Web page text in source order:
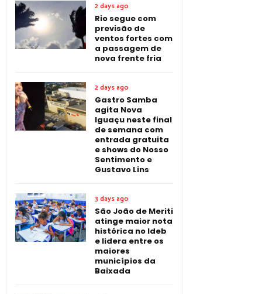
2 days ago
Rio segue com
previsão de
ventos fortes com
a passagem de
nova frente fria
2 days ago
Gastro Samba
agita Nova
Iguaçu neste final
de semana com
entrada gratuita
e shows do Nosso
Sentimento e
Gustavo Lins
3 days ago
São João de Meriti
atinge maior nota
histórica no Ideb
e lidera entre os
maiores
municípios da
Baixada